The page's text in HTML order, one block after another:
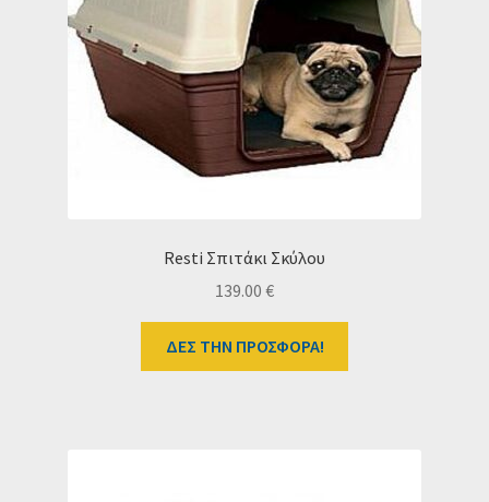
Resti Σπιτάκι Σκύλου
139.00 €
ΔΕΣ ΤΗΝ ΠΡΟΣΦΟΡΑ!